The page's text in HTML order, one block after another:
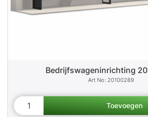
Bedrijfswageninrichting
20100289